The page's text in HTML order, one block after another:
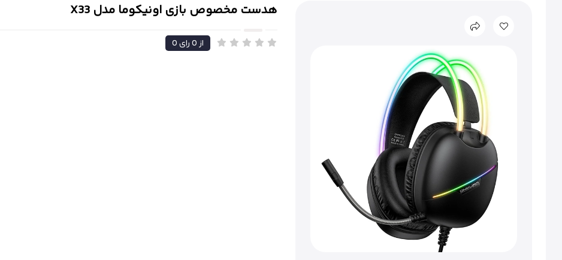
هدست مخصوص بازی اونیکوما مدل X33
0 از0رای